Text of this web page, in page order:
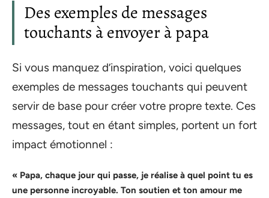
Des exemples de messages
touchants à envoyer à papa
Si vous manquez d’inspiration, voici quelques
exemples de messages touchants qui peuvent
servir de base pour créer votre propre texte. Ces
messages, tout en étant simples, portent un fort
impact émotionnel :
« Papa, chaque jour qui passe, je réalise à quel point tu es
une personne incroyable. Ton soutien et ton amour me